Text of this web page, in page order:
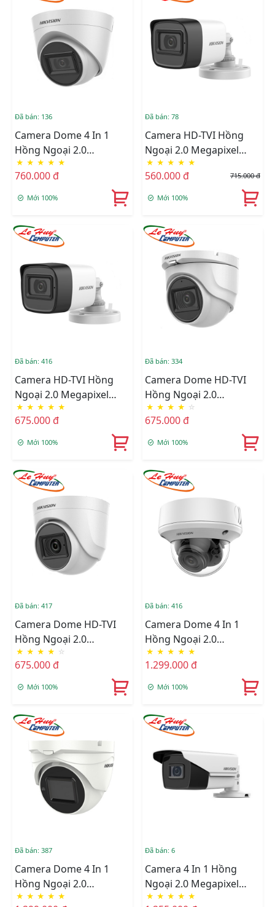
Đã bán: 136
Camera Dome 4 In 1
Hồng Ngoại 2.0
Megapixel HIKVISION
DS-2CE78D0T-IT3FS
★ ★ ★ ★ ★
760.000 đ
Mới 100%
Đã bán: 78
Camera HD-TVI Hồng
Ngoại 2.0 Megapixel
HIKVISION DS-
2CE16D0T-ITFS
★ ★ ★ ★ ★
560.000 đ 715.000 đ
Mới 100%
Đã bán: 416
Camera HD-TVI Hồng
Ngoại 2.0 Megapixel
HIKVISION DS-
2CE16D0T-ITPFS
★ ★ ★ ★ ★
675.000 đ
Mới 100%
Đã bán: 334
Camera Dome HD-TVI
Hồng Ngoại 2.0
Megapixel HIKVISION
DS-2CE76D0T-ITMFS
★ ★ ★ ★ ☆
675.000 đ
Mới 100%
Đã bán: 417
Camera Dome HD-TVI
Hồng Ngoại 2.0
Megapixel HIKVISION
DS-2CE76D0T-ITPFS
★ ★ ★ ★ ☆
675.000 đ
Mới 100%
Đã bán: 416
Camera Dome 4 In 1
Hồng Ngoại 2.0
Megapixel HIKVISION
DS-2CE5AD3T-VPIT3ZF
★ ★ ★ ★ ★
1.299.000 đ
Mới 100%
Đã bán: 387
Camera Dome 4 In 1
Hồng Ngoại 2.0
Megapixel HIKVISION
★ ★ ★ ★ ★
Đã bán: 6
Camera 4 In 1 Hồng
Ngoại 2.0 Megapixel
HIKVISION DS-
★ ★ ★ ★ ★